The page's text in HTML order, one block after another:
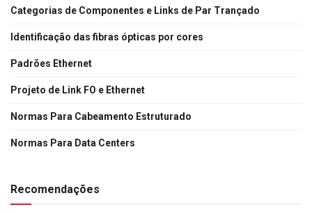
Categorias de Componentes e Links de Par Trançado
Identificação das fibras ópticas por cores
Padrões Ethernet
Projeto de Link FO e Ethernet
Normas Para Cabeamento Estruturado
Normas Para Data Centers
Recomendações